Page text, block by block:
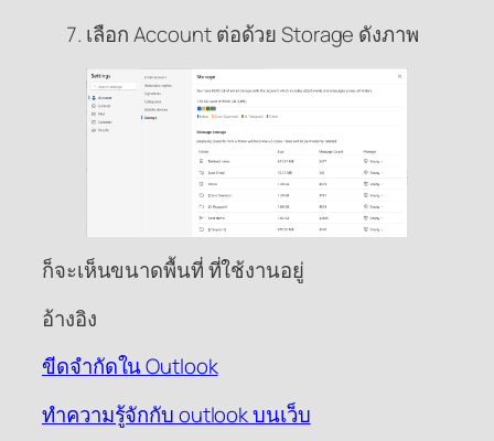
เลือก Account ต่อด้วย Storage ดังภาพ
ก็จะเห็นขนาดพื้นที่ ที่ใช้งานอยู่
อ้างอิง
ขีดจำกัดใน Outlook
ทำความรู้จักกับ outlook บนเว็บ